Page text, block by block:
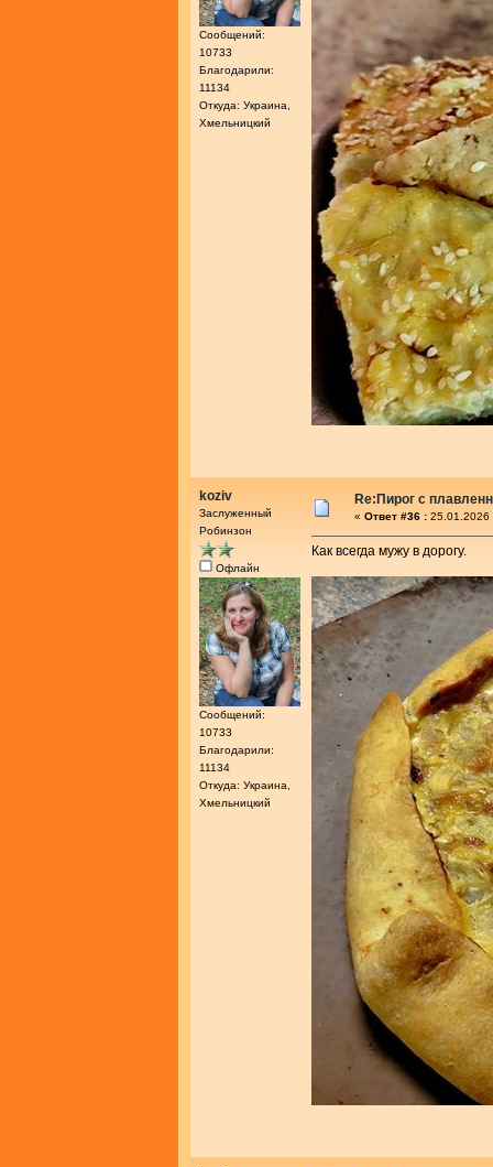
Сообщений:
10733
Благодарили:
11134
Откуда: Украина,
Хмельницкий
koziv
Заслуженный
Робинзон
Офлайн
Сообщений:
10733
Благодарили:
11134
Откуда: Украина,
Хмельницкий
Re:Пирог с
« Ответ #36 : 25.01.2026
Как всегда мужу в дорогу.